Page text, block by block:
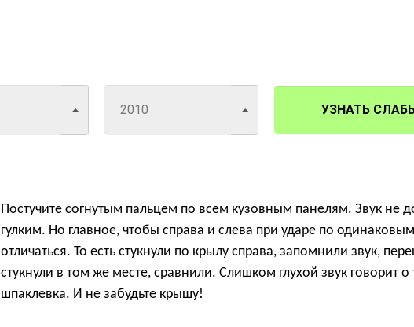
УЗНАТЬ
Постучите согнутым пальцем по всем кузовным панелям. Звук не
гулким. Но главное, чтобы справа и слева при ударе по
отличаться. То есть стукнули по крылу справа, запомнили звук,
стукнули в том же месте, сравнили. Слишком глухой звук говорит о
шпаклевка. И не забудьте крышу!